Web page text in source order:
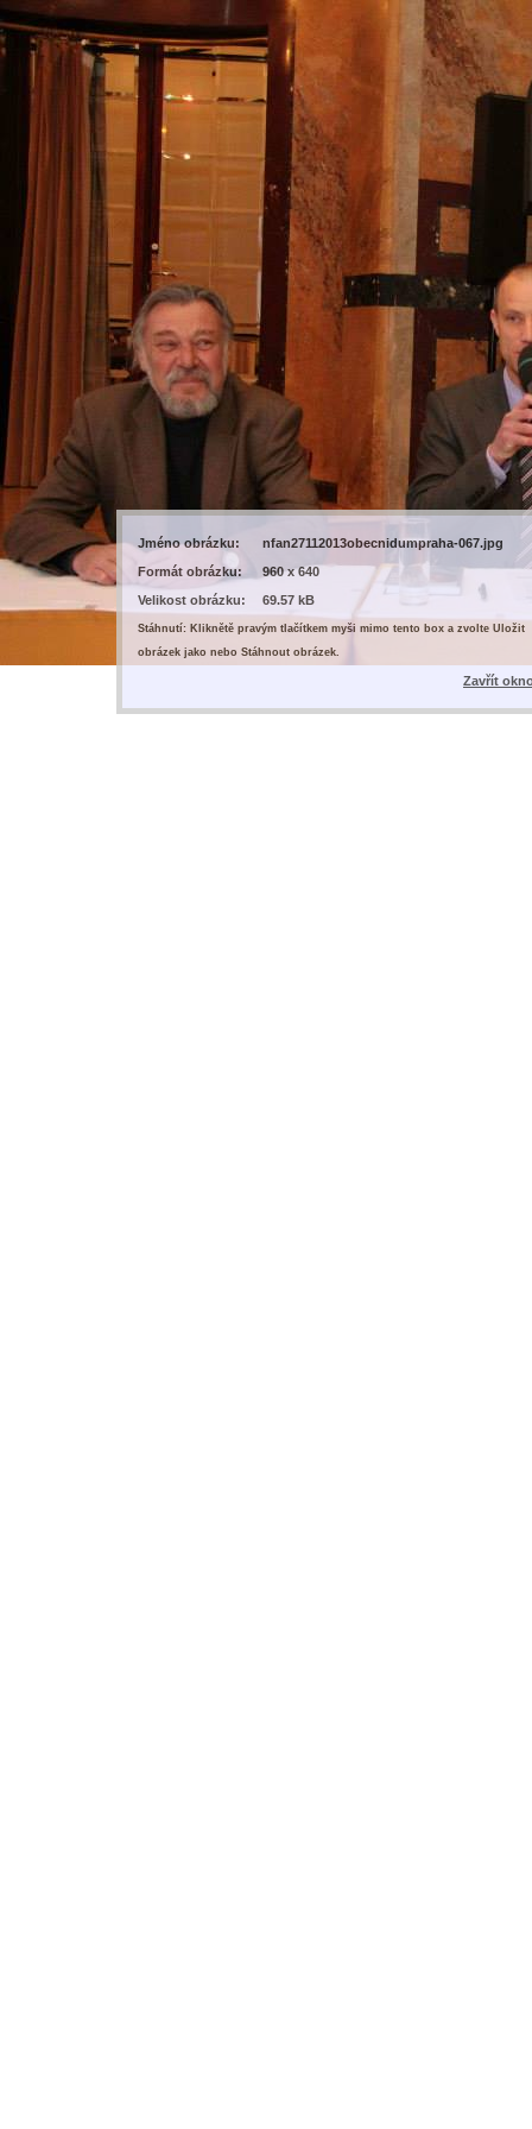
Jméno obrázku:
nfan27112013obecnidumpraha-067.jpg
Formát obrázku:
960 x 640
Velikost obrázku:
69.57 kB
Stáhnutí: Kliknětě pravým tlačítkem myši mimo tento box a zvolte Uložit
obrázek jako nebo Stáhnout obrázek.
Zavřít